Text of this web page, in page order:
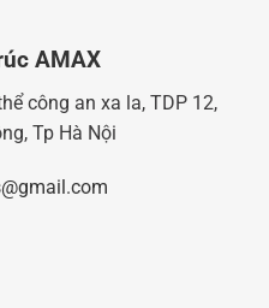
AMAX
công an xa la, TDP 12,
Tp Hà Nội